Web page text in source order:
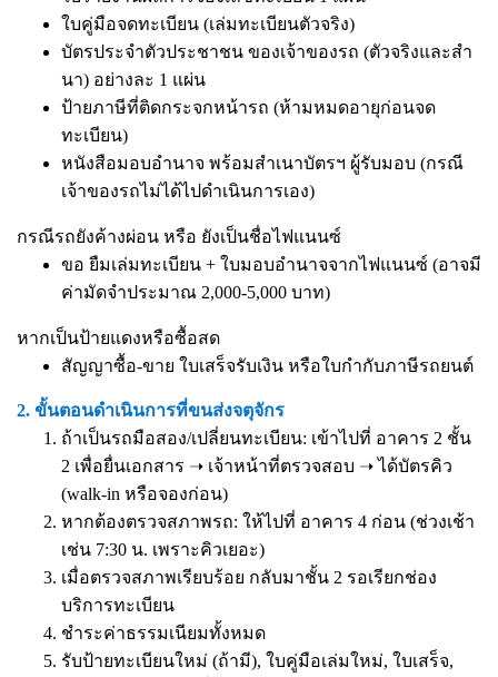
ใบคู่มือจดทะเบียน (เล่มทะเบียนตัวจริง)
บัตรประจำตัวประชาชน ของเจ้าของรถ (ตัวจริงและสำ
นา) อย่างละ 1 แผ่น
ป้ายภาษีที่ติดกระจกหน้ารถ (ห้ามหมดอายุก่อนจด
ทะเบียน)
หนังสือมอบอำนาจ พร้อมสำเนาบัตรฯ ผู้รับมอบ (กรณี
เจ้าของรถไม่ได้ไปดำเนินการเอง)
กรณีรถยังค้างผ่อน หรือ ยังเป็นชื่อไฟแนนซ์
ขอ ยืมเล่มทะเบียน + ใบมอบอำนาจจากไฟแนนซ์ (อาจมี
ค่ามัดจำประมาณ 2,000-5,000 บาท)
หากเป็นป้ายแดงหรือซื้อสด
สัญญาซื้อ-ขาย ใบเสร็จรับเงิน หรือใบกำกับภาษีรถยนต์
2. ขั้นตอนดำเนินการที่ขนส่งจตุจักร
ถ้าเป็นรถมือสอง/เปลี่ยนทะเบียน: เข้าไปที่ อาคาร 2 ชั้น
2 เพื่อยื่นเอกสาร ➝ เจ้าหน้าที่ตรวจสอบ ➝ ได้บัตรคิว
(walk-in หรือจองก่อน)
หากต้องตรวจสภาพรถ: ให้ไปที่ อาคาร 4 ก่อน (ช่วงเช้า
เช่น 7:30 น. เพราะคิวเยอะ)
เมื่อตรวจสภาพเรียบร้อย กลับมาชั้น 2 รอเรียกช่อง
บริการทะเบียน
ชำระค่าธรรมเนียมทั้งหมด
รับป้ายทะเบียนใหม่ (ถ้ามี), ใบคู่มือเล่มใหม่, ใบเสร็จ,